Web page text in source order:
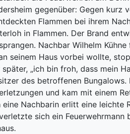
gegenüber: Gegen kurz
Flammen bei ihrem
in Flammen. Der Brand
Nachbar Wilhelm
seinem Haus vorbei wollte,
„ich bin froh, dass mein
des betroffenen
und kam mit einem
eine Nachbarin erlitt eine
sich ein Feuerwehrmann